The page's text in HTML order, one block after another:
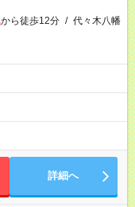
から徒歩12分 / 代々木八幡
詳細へ